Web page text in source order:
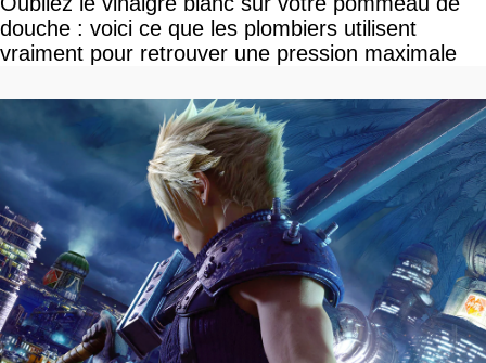
douche : voici ce que les plombiers utilisent
vraiment pour retrouver une pression maximale